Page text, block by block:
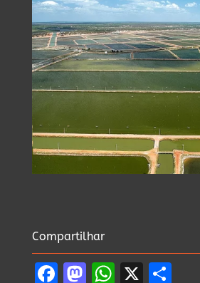
Compartilhar
Facebook
Mastodon
X